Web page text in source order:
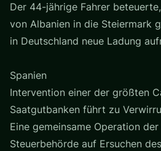
Der 44-jährige Fahrer
von Albanien in die Steiermark
in Deutschland neue Ladung
Spanien
Intervention einer der größten
Saatgutbanken führt zu
Eine gemeinsame Operation
Steuerbehörde auf Ersuchen